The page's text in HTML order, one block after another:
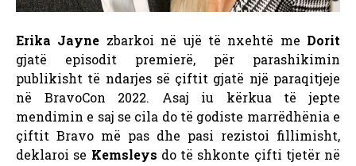
Erika Jayne zbarkoi në ujë të nxehtë me Dorit
gjatë episodit premierë, për parashikimin
publikisht të ndarjes së çiftit gjatë një paraqitjeje
në BravoCon 2022. Asaj iu kërkua të jepte
mendimin e saj se cila do të godiste marrëdhënia e
çiftit Bravo më pas dhe pasi rezistoi fillimisht,
deklaroi se Kemsleys do të shkonte çifti tjetër në